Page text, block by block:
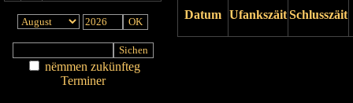
nëmmen zukünfteg
Terminer
Datum UfankszäitSchlusszäit